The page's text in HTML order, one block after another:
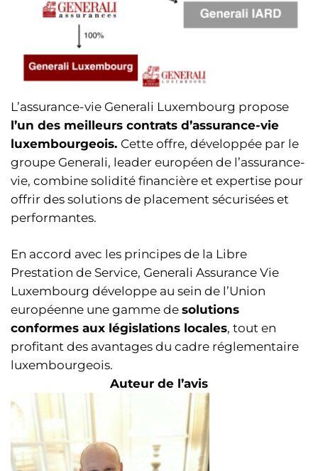
L’assurance-vie Generali Luxembourg propose
l’un des meilleurs contrats d’assurance-vie
luxembourgeois. Cette offre, développée par le
groupe Generali, leader européen de l’assurance-
vie, combine solidité financière et expertise pour
offrir des solutions de placement sécurisées et
performantes.
En accord avec les principes de la Libre
Prestation de Service, Generali Assurance Vie
Luxembourg développe au sein de l’Union
européenne une gamme de solutions
conformes aux législations locales, tout en
profitant des avantages du cadre réglementaire
luxembourgeois.
Auteur de l’avis